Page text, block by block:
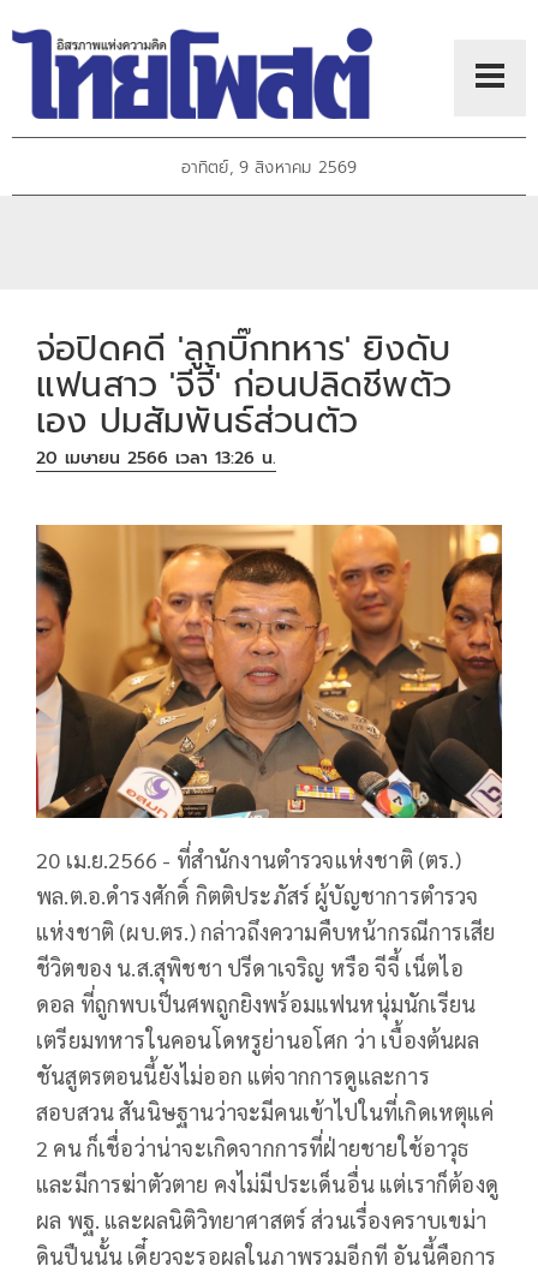
อาทิตย์, 9 สิงหาคม 2569
จ่อปิดคดี 'ลูกบิ๊กทหาร' ยิงดับ
แฟนสาว 'จีจี้' ก่อนปลิดชีพตัว
เอง ปมสัมพันธ์ส่วนตัว
20 เมษายน 2566 เวลา 13:26 น.
20 เม.ย.2566 - ที่สำนักงานตำรวจแห่งชาติ (ตร.)
พล.ต.อ.ดำรงศักดิ์ กิตติประภัสร์ ผู้บัญชาการตำรวจ
แห่งชาติ (ผบ.ตร.) กล่าวถึงความคืบหน้ากรณีการเสีย
ชีวิตของ น.ส.สุพิชชา ปรีดาเจริญ หรือ จีจี้ เน็ตไอ
ดอล ที่ถูกพบเป็นศพถูกยิงพร้อมแฟนหนุ่มนักเรียน
เตรียมทหารในคอนโดหรูย่านอโศก ว่า เบื้องต้นผล
ชันสูตรตอนนี้ยังไม่ออก แต่จากการดูและการ
สอบสวน สันนิษฐานว่าจะมีคนเข้าไปในที่เกิดเหตุแค่
2 คน ก็เชื่อว่าน่าจะเกิดจากการที่ฝ่ายชายใช้อาวุธ
และมีการฆ่าตัวตาย คงไม่มีประเด็นอื่น แต่เราก็ต้องดู
ผล พฐ. และผลนิติวิทยาศาสตร์ ส่วนเรื่องคราบเขม่า
ดินปืนนั้น เดี๋ยวจะรอผลในภาพรวมอีกที อันนี้คือการ